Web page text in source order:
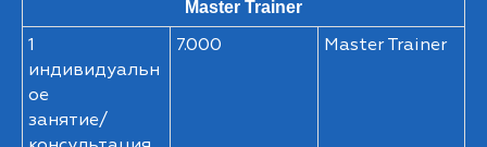
Master Trainer
1
индивидуальн
ое
занятие/
7.000 Master Trainer